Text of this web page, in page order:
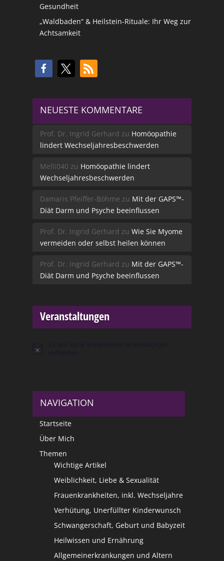
Gesundheit
„Waldbaden“ & Heilstein-Rituale: Ihr Weg zur
Achtsamkeit
NEUESTE KOMMENTARE
Prof. Dr. Ingrid Gerhard zu Homöopathie
lindert Wechseljahresbeschwerden
Melli040 zu Homöopathie lindert
Wechseljahresbeschwerden
Damaris Pfeiffer-Böhme zu Mit der GAPS™-
Diät Darm und Psyche beeinflussen
Prof. Dr. Ingrid Gerhard zu Wie Sie Myome
vermeiden oder selbst heilen können
Prof. Dr. Ingrid Gerhard zu Mit der GAPS™-
Diät Darm und Psyche beeinflussen
Veranstaltungen
Hinweis
NAVIGATION
Startseite
Über Mich
Themen
Wichtige Artikel
Weiblichkeit, Liebe & Sexualität
Frauenkrankheiten, inkl. Wechseljahre
Verhütung, Unerfüllter Kinderwunsch
Schwangerschaft, Geburt und Babyzeit
Heilwissen und Ernährung
Allgemeinerkrankungen und Altern